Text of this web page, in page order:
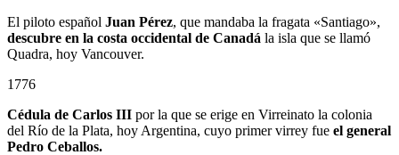
El piloto español Juan Pérez, que mandaba la fragata «Santiago»,
descubre en la costa occidental de Canadá la isla que se llamó
Quadra, hoy Vancouver.
1776
Cédula de Carlos III por la que se erige en Virreinato la colonia
del Río de la Plata, hoy Argentina, cuyo primer virrey fue el general
Pedro Ceballos.